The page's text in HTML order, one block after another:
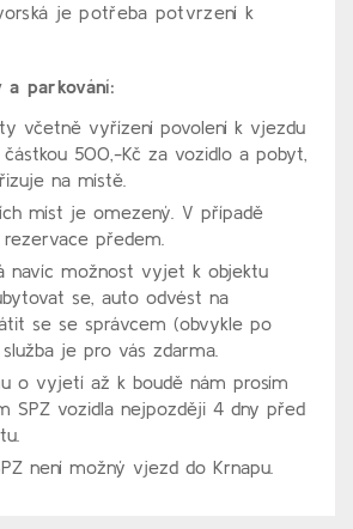
je potřeba potvrzení k
parkování:
včetně vyřízení povolení k vjezdu
500,-Kč za vozidlo a pobyt,
na místě.
míst je omezený. V případě
předem.
navíc možnost vyjet k objektu
se, auto odvést na
se se správcem (obvykle po
je pro vás zdarma.
o vyjetí až k boudě nám prosím
SPZ vozidla nejpozději 4 dny před
není možný vjezd do Krnapu.